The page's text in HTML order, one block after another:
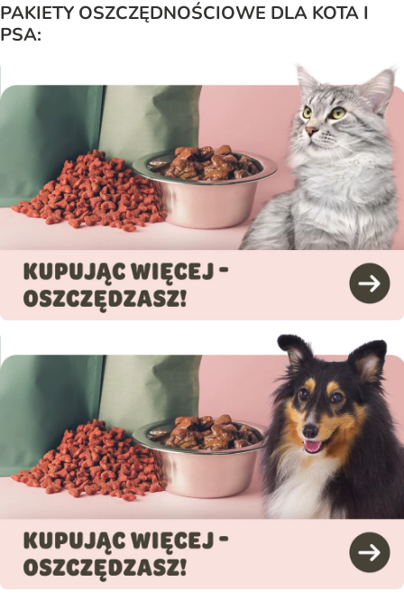
PAKIETY OSZCZĘDNOŚCIOWE DLA KOTA I
PSA: